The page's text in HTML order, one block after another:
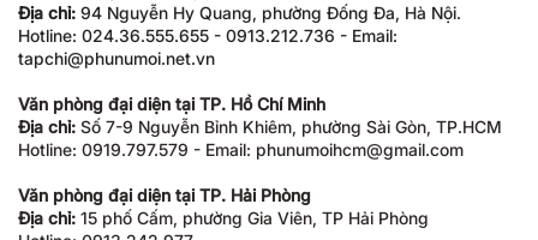
Địa chỉ: 94 Nguyễn Hy Quang, phường Đống Đa, Hà Nội.
Hotline: 024.36.555.655 - 0913.212.736 - Email:
tapchi@phunumoi.net.vn
Văn phòng đại diện tại TP. Hồ Chí Minh
Địa chỉ: Số 7-9 Nguyễn Bỉnh Khiêm, phường Sài Gòn, TP.HCM
Hotline: 0919.797.579 - Email: phunumoihcm@gmail.com
Văn phòng đại diện tại TP. Hải Phòng
Địa chỉ: 15 phố Cấm, phường Gia Viên, TP Hải Phòng